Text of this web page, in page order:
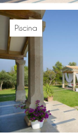
Piscina